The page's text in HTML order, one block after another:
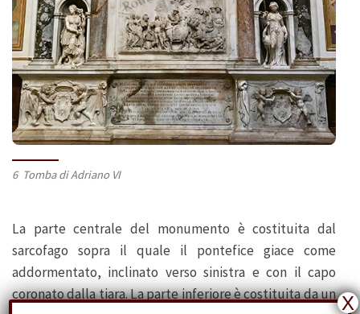
6 Tomba di Adriano VI
La parte centrale del monumento è costituita dal
sarcofago sopra il quale il pontefice giace come
addormentato, inclinato verso sinistra e con il capo
coronato dalla tiara. La parte inferiore è costituita da un X